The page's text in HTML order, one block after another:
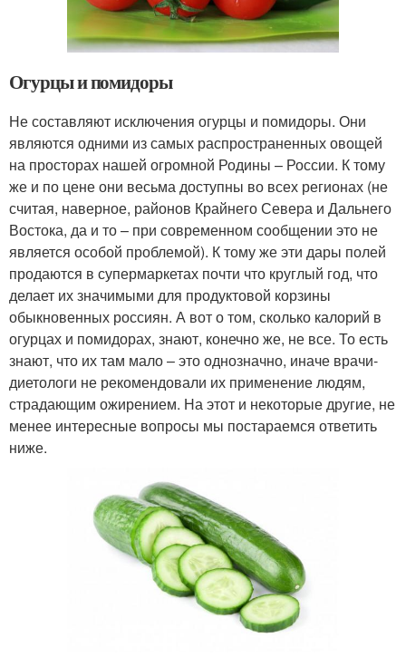
Огурцы и помидоры
Не составляют исключения огурцы и помидоры. Они
являются одними из самых распространенных овощей
на просторах нашей огромной Родины – России. К тому
же и по цене они весьма доступны во всех регионах (не
считая, наверное, районов Крайнего Севера и Дальнего
Востока, да и то – при современном сообщении это не
является особой проблемой). К тому же эти дары полей
продаются в супермаркетах почти что круглый год, что
делает их значимыми для продуктовой корзины
обыкновенных россиян. А вот о том, сколько калорий в
огурцах и помидорах, знают, конечно же, не все. То есть
знают, что их там мало – это однозначно, иначе врачи-
диетологи не рекомендовали их применение людям,
страдающим ожирением. На этот и некоторые другие, не
менее интересные вопросы мы постараемся ответить
ниже.